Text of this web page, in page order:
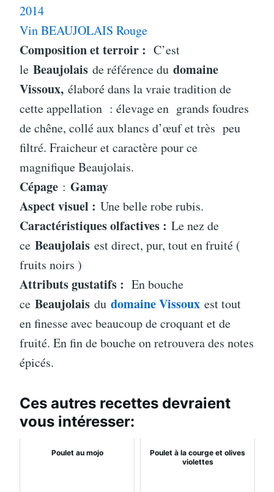
2014
Vin BEAUJOLAIS Rouge
Composition et terroir : C’est
le Beaujolais de référence du domaine
Vissoux, élaboré dans la vraie tradition de
cette appellation : élevage en grands foudres
de chêne, collé aux blancs d’œuf et très peu
filtré. Fraicheur et caractère pour ce
magnifique Beaujolais.
Cépage : Gamay
Aspect visuel : Une belle robe rubis.
Caractéristiques olfactives : Le nez de
ce Beaujolais est direct, pur, tout en fruité (
fruits noirs )
Attributs gustatifs : En bouche
ce Beaujolais du domaine Vissoux est tout
en finesse avec beaucoup de croquant et de
fruité. En fin de bouche on retrouvera des notes
épicés.
Ces autres recettes devraient
vous intéresser:
Poulet au mojo
Poulet à la courge et olives
violettes